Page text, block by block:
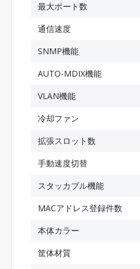
最大ポート数
通信速度
SNMP機能
AUTO-MDIX機能
VLAN機能
冷却ファン
拡張スロット数
手動速度切替
スタッカブル機能
MACアドレス登録件数
本体カラー
筐体材質